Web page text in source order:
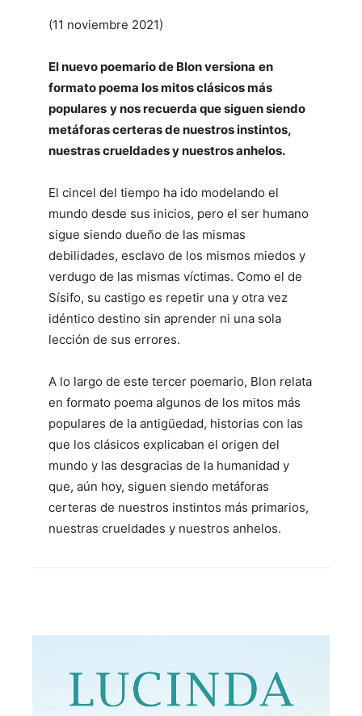
(11 noviembre 2021)
El nuevo poemario de Blon versiona en
formato poema los mitos clásicos más
populares y nos recuerda que siguen siendo
metáforas certeras de nuestros instintos,
nuestras crueldades y nuestros anhelos.
El cincel del tiempo ha ido modelando el
mundo desde sus inicios, pero el ser humano
sigue siendo dueño de las mismas
debilidades, esclavo de los mismos miedos y
verdugo de las mismas víctimas. Como el de
Sísifo, su castigo es repetir una y otra vez
idéntico destino sin aprender ni una sola
lección de sus errores.
A lo largo de este tercer poemario, Blon relata
en formato poema algunos de los mitos más
populares de la antigüedad, historias con las
que los clásicos explicaban el origen del
mundo y las desgracias de la humanidad y
que, aún hoy, siguen siendo metáforas
certeras de nuestros instintos más primarios,
nuestras crueldades y nuestros anhelos.